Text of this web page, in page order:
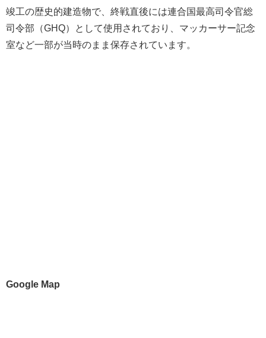
竣工の歴史的建造物で、終戦直後には連合国最高司令官総
司令部（GHQ）として使用されており、マッカーサー記念
室など一部が当時のまま保存されています。
Google Map